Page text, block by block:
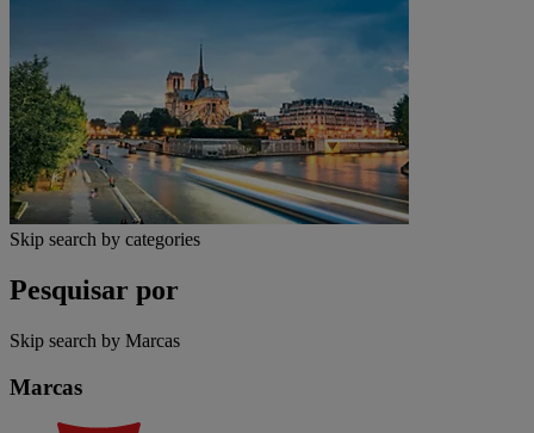
Skip search by categories
Pesquisar por
Skip search by Marcas
Marcas